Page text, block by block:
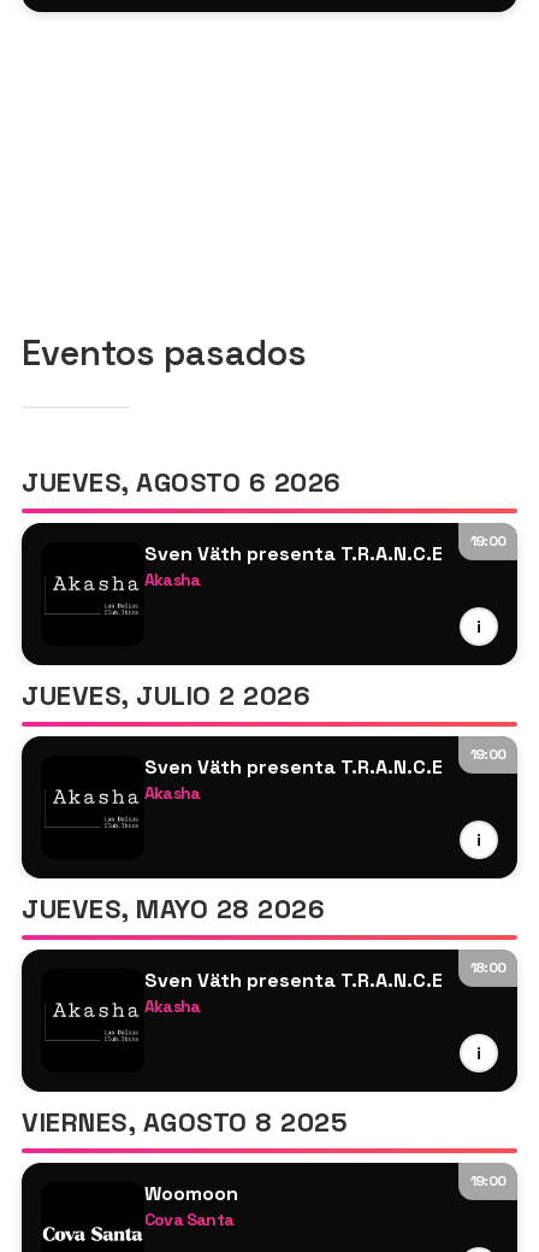
Eventos pasados
JUEVES, AGOSTO 6 2026
19:00
Sven Väth presenta T.R.A.N.C.E
Akasha
i
JUEVES, JULIO 2 2026
19:00
Sven Väth presenta T.R.A.N.C.E
Akasha
i
JUEVES, MAYO 28 2026
18:00
Sven Väth presenta T.R.A.N.C.E
Akasha
i
VIERNES, AGOSTO 8 2025
19:00
Woomoon
Cova Santa